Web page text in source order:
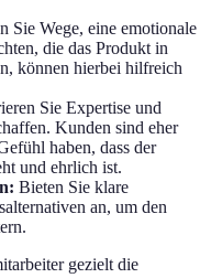
Sie Wege, eine emotionale
die das Produkt in
können hierbei hilfreich
Sie Expertise und
Kunden sind eher
haben, dass der
und ehrlich ist.
Bieten Sie klare
an, um den
gezielt die